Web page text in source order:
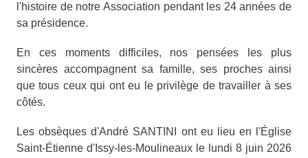
l'histoire de notre Association pendant les 24 années de
sa présidence.
En ces moments difficiles, nos pensées les plus
sincères accompagnent sa famille, ses proches ainsi
que tous ceux qui ont eu le privilège de travailler à ses
côtés.
Les obsèques d'André SANTINI ont eu lieu en l'Église
Saint-Étienne d'Issy-les-Moulineaux le lundi 8 juin 2026